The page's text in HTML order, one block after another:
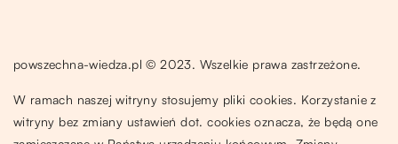
powszechna-wiedza.pl © 2023. Wszelkie prawa zastrzeżone.
W ramach naszej witryny stosujemy pliki cookies. Korzystanie z
witryny bez zmiany ustawień dot. cookies oznacza, że będą one